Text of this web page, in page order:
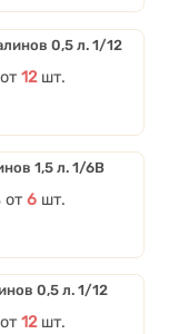
0,5 л. 1/12
от количества
12 шт.
1,5 л. 1/6В
от количества
от6 шт.
0,5 л. 1/12
от количества
12 шт.